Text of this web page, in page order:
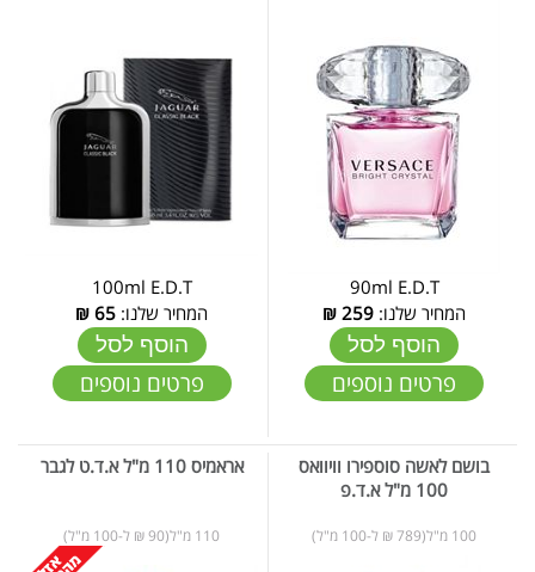
90ml E.D.T
המחיר שלנו: 259
₪
הוסף לסל
פרטים נוספים
100ml E.D.T
המחיר שלנו: 65
₪
הוסף לסל
פרטים נוספים
בושם לאשה סוספירו וויוואס
100 מ"ל א.ד.פ
100 מ"ל(789 ₪ ל-100 מ"ל)
אראמיס 110 מ"ל א.ד.ט לגבר
110 מ"ל(90 ₪ ל-100 מ"ל)